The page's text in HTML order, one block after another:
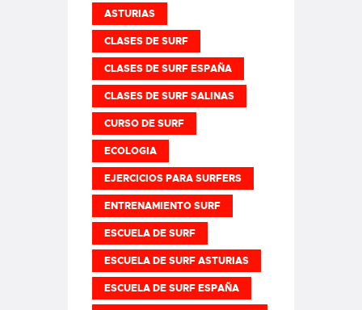
ASTURIAS
CLASES DE SURF
CLASES DE SURF ESPAÑA
CLASES DE SURF SALINAS
CURSO DE SURF
ECOLOGIA
EJERCICIOS PARA SURFERS
ENTRENAMIENTO SURF
ESCUELA DE SURF
ESCUELA DE SURF ASTURIAS
ESCUELA DE SURF ESPAÑA